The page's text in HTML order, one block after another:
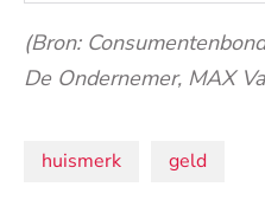
(Bron:
De Ondernemer, MAX
Onderwerpen:
huismerk geld